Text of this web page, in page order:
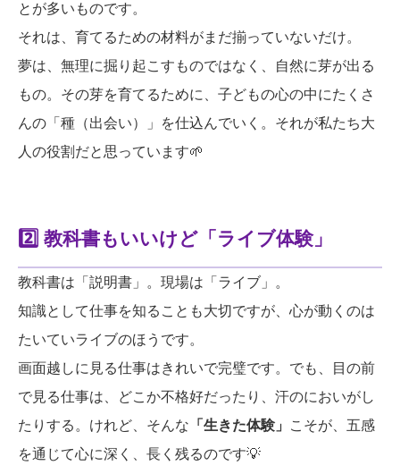
とが多いものです。
それは、育てるための材料がまだ揃っていないだけ。
夢は、無理に掘り起こすものではなく、自然に芽が出る
もの。その芽を育てるために、子どもの心の中にたくさ
んの「種（出会い）」を仕込んでいく。それが私たち大
人の役割だと思っています🌱
2️⃣ 教科書もいいけど「ライブ体験」
教科書は「説明書」。現場は「ライブ」。
知識として仕事を知ることも大切ですが、心が動くのは
たいていライブのほうです。
画面越しに見る仕事はきれいで完璧です。でも、目の前
で見る仕事は、どこか不格好だったり、汗のにおいがし
たりする。けれど、そんな 「生きた体験」
こそが、五感
を通じて心に深く、長く残るのです💡